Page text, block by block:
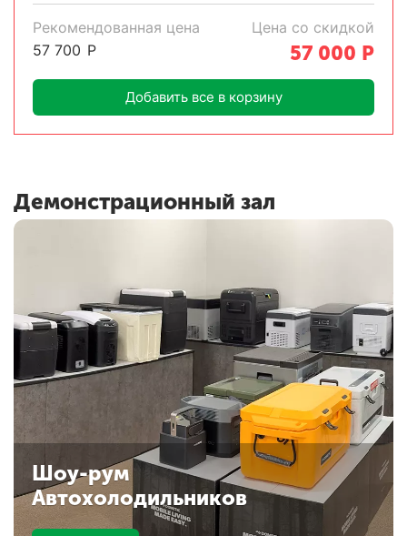
Рекомендованная цена
57 700 Р
Цена со скидкой
57 000 Р
Добавить все в корзину
Демонстрационный зал
Шоу-рум
Автохолодильников